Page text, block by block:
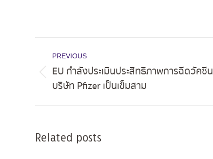
navigation
PREVIOUS
post:
EU กำลังประเมินประสิทธิภาพการฉีดวัคซี
บริษัท Pfizer เป็นเข็มสาม
Related posts